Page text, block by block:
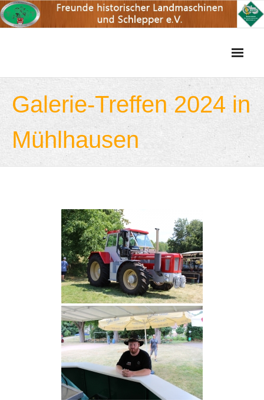
Skip
to
Galerie-Treffen 2024 in
Mühlhausen